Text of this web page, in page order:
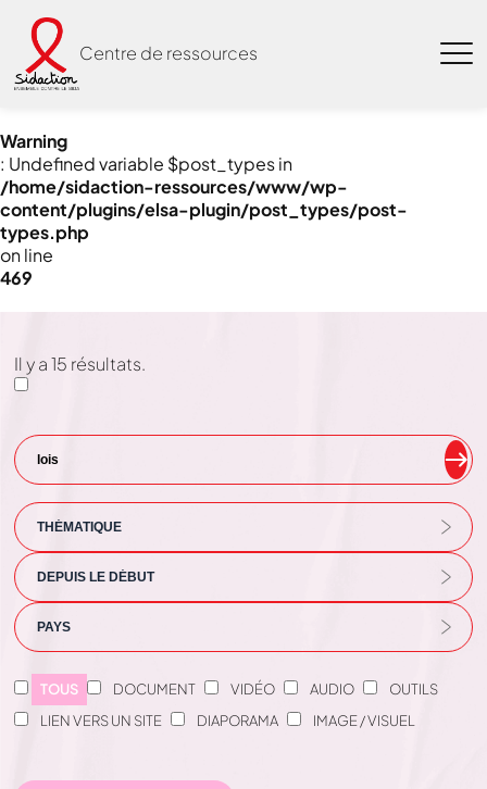
Warning
: Undefined variable $post_types in
/home/sidaction-ressources/www/wp-
content/plugins/elsa-plugin/post_types/post-
types.php
on line
469
Centre de ressources
Il y a15 résultats.
TOUS DOCUMENT VIDÉO AUDIO
OUTILS
LIEN VERS UN SITE
DIAPORAMA IMAGE / VISUEL